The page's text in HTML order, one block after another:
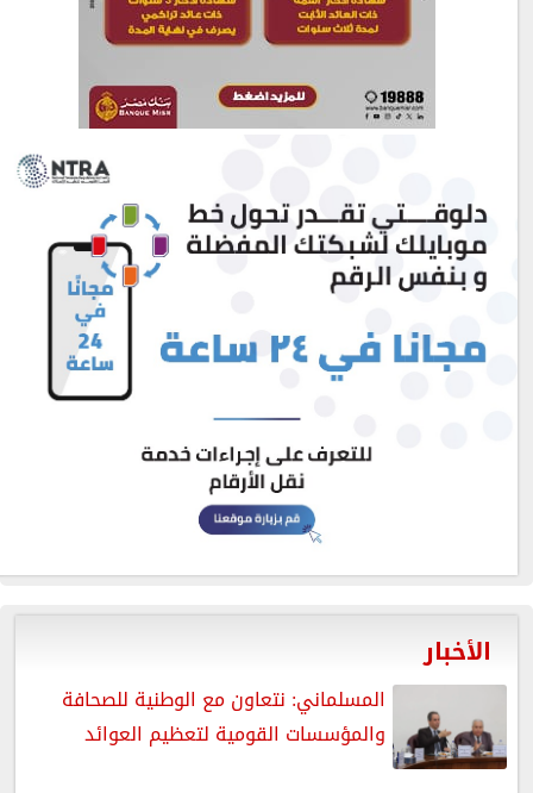
الأخبار
المسلماني: نتعاون مع الوطنية للصحافة
والمؤسسات القومية لتعظيم العوائد